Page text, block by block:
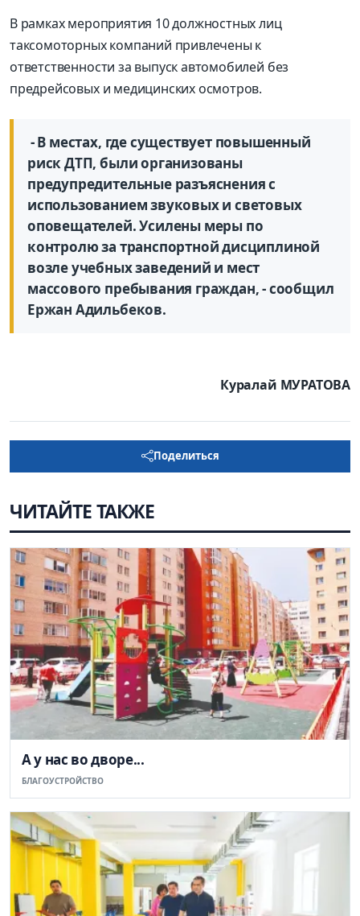
В рамках мероприятия 10 должностных лиц
таксомоторных компаний привлечены к
ответственности за выпуск автомобилей без
предрейсовых и медицинских осмотров.
- В местах, где существует повышенный
риск ДТП, были организованы
предупредительные разъяснения с
использованием звуковых и световых
оповещателей. Усилены меры по
контролю за транспортной дисциплиной
возле учебных заведений и мест
массового пребывания граждан, - сообщил
Ержан Адильбеков.
Куралай МУРАТОВА
Поделиться
ЧИТАЙТЕ ТАКЖЕ
А у нас во дворе...
БЛАГОУСТРОЙСТВО